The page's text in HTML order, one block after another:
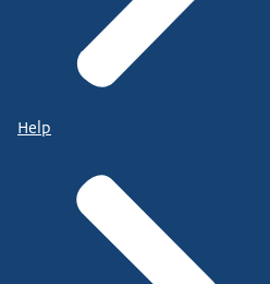
Help